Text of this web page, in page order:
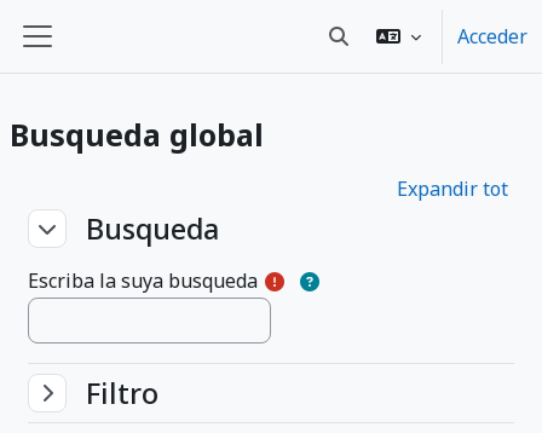
Panel lateral Toggle search input
Acceder
Busqueda global
Expandir tot
Busqueda
BusquedaBusqueda
Escriba la suya busqueda
Filtro
FiltroFiltro